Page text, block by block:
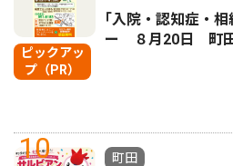
ピックアッ
プ（PR）
｢入院・認知症・
ー ８月20日 町
10
町田